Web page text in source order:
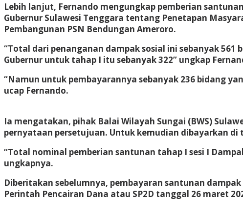
Lebih lanjut, Fernando mengungkap pemberian
Gubernur Sulawesi Tenggara tentang Penetapan
Pembangunan PSN Bendungan Ameroro.
“Total dari penanganan dampak sosial ini sebanyak
Gubernur untuk tahap I itu sebanyak 322” ungkap
“Namun untuk pembayarannya sebanyak 236 bidang
ucap Fernando.
Ia mengatakan, pihak Balai Wilayah Sungai (BWS)
pernyataan persetujuan. Untuk kemudian dibayarkan di
“Total nominal pemberian santunan tahap I sesi I
ungkapnya.
Diberitakan sebelumnya, pembayaran santunan
Perintah Pencairan Dana atau SP2D tanggal 26 maret